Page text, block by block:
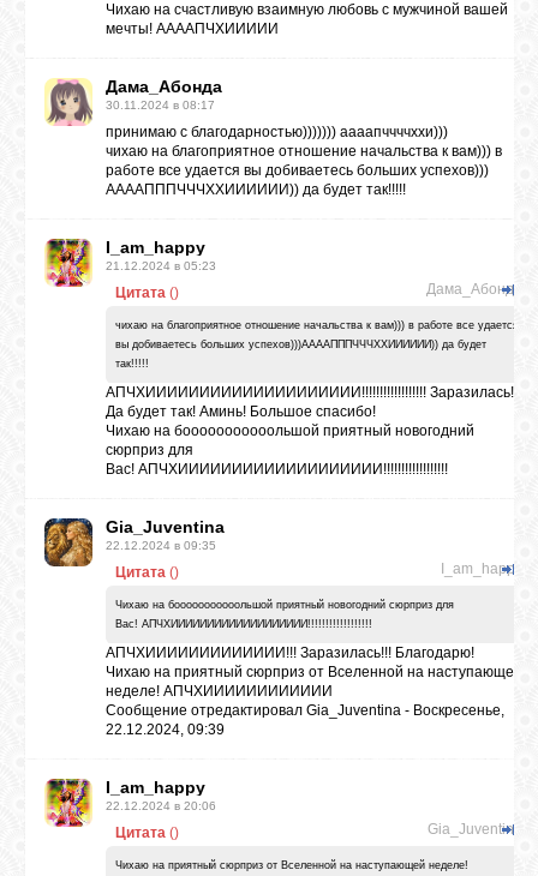
FACEBOOK
Чихаю на счастливую взаимную любовь с мужчиной вашей
мечты! ААААПЧХИИИИИ
Дама_Абонда
30.11.2024 в 08:17
принимаю с благодарностью))))))) аааапччччххи)))
чихаю на благоприятное отношение начальства к вам))) в
работе все удается вы добиваетесь больших успехов)))
ААААПППЧЧЧХХИИИИИИ)) да будет так!!!!!
I_am_happy
21.12.2024 в 05:23
Цитата Дама_Абонда
()
чихаю на благоприятное отношение начальства к вам))) в работе все удается
вы добиваетесь больших успехов)))ААААПППЧЧЧХХИИИИИИ)) да будет
так!!!!!
АПЧХИИИИИИИИИИИИИИИИИИИИ!!!!!!!!!!!!!!!!!! Заразилась!
Да будет так! Аминь! Большое спасибо!
Чихаю на бооооооооооольшой приятный новогодний
сюрприз для
Вас! АПЧХИИИИИИИИИИИИИИИИИИИ!!!!!!!!!!!!!!!!!!
Gia_Juventina
22.12.2024 в 09:35
Цитата I_am_happy
()
Чихаю на бооооооооооольшой приятный новогодний сюрприз для
Вас! АПЧХИИИИИИИИИИИИИИИИИИИ!!!!!!!!!!!!!!!!!!
АПЧХИИИИИИИИИИИИИ!!! Заразилась!!! Благодарю!
Чихаю на приятный сюрприз от Вселенной на наступающей
неделе! АПЧХИИИИИИИИИИИИ
Сообщение отредактировал Gia_Juventina - Воскресенье,
22.12.2024, 09:39
I_am_happy
22.12.2024 в 20:06
Цитата Gia_Juventina
()
Чихаю на приятный сюрприз от Вселенной на наступающей неделе!